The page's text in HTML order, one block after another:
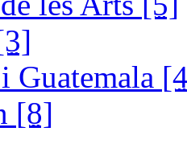
Guatemala
[8]